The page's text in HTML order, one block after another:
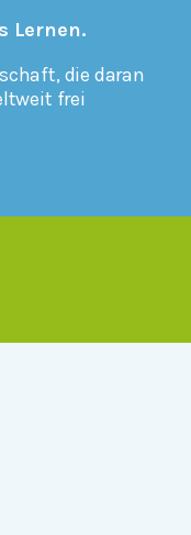
Lernen.
die daran
frei